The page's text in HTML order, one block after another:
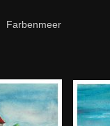
Farbenmeer